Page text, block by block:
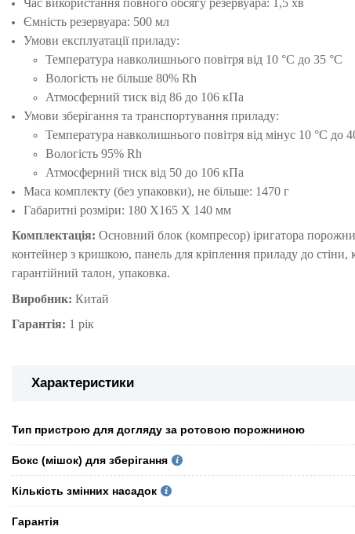
Ємність резервуара: 500 мл
Умови експлуатації приладу:
Температура навколишнього повітря від 10 °C до 35 °C
Вологість не більше 80% Rh
Атмосферний тиск від 86 до 106 кПа
Умови зберігання та транспортування приладу:
Температура навколишнього повітря від мінус 10 °C до
Вологість 95% Rh
Атмосферний тиск від 50 до 106 кПа
Маса комплекту (без упаковки), не більше: 1470 г
Габаритні розміри: 180 X165 X 140 мм
Комплектація: Основний блок (компресор) іригатора
контейнер з кришкою, панель для кріплення приладу до стіни,
гарантійний талон, упаковка.
Виробник: Китай
Гарантія: 1 рік
Характеристики
Тип пристрою для догляду за ротовою порожниною
Бокс (мішок) для зберігання
Кількість змінних насадок
Гарантія